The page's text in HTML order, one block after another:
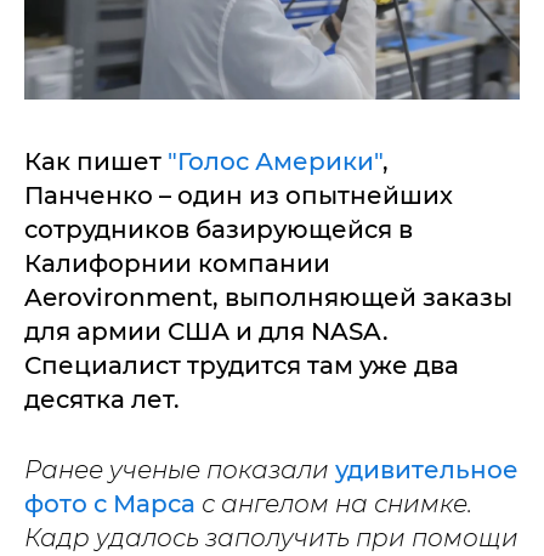
Как пишет "Голос Америки",
Панченко – один из опытнейших
сотрудников базирующейся в
Калифорнии компании
Aerovironment, выполняющей заказы
для армии США и для NASA.
Специалист трудится там уже два
десятка лет.
Ранее ученые показали удивительное
фото с Марса с ангелом на снимке.
Кадр удалось заполучить при помощи